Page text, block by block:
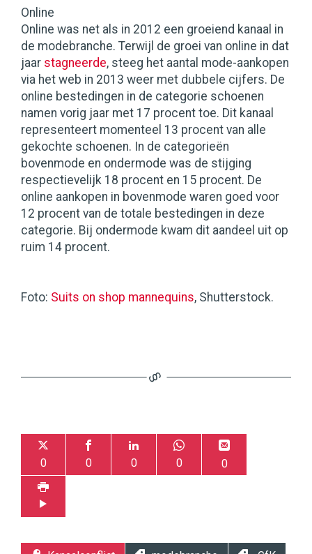
Online
Online was net als in 2012 een groeiend kanaal in
de modebranche. Terwijl de groei van online in dat
jaar stagneerde, steeg het aantal mode-aankopen
via het web in 2013 weer met dubbele cijfers. De
online bestedingen in de categorie schoenen
namen vorig jaar met 17 procent toe. Dit kanaal
representeert momenteel 13 procent van alle
gekochte schoenen. In de categorieën
bovenmode en ondermode was de stijging
respectievelijk 18 procent en 15 procent. De
online aankopen in bovenmode waren goed voor
12 procent van de totale bestedingen in deze
categorie. Bij ondermode kwam dit aandeel uit op
ruim 14 procent.
Foto: Suits on shop mannequins, Shutterstock.
0 0 0 0 0